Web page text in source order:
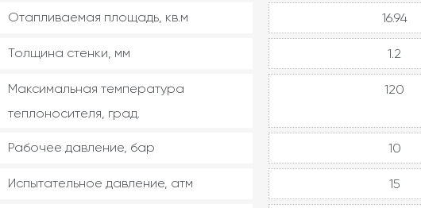
Отапливаемая площадь, кв.м 16.94
Толщина стенки, мм 1.2
Максимальная температура
теплоносителя, град.
120
Рабочее давление, бар 10
Испытательное давление, атм 15